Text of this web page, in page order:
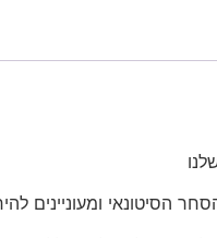
הסיטונאי ומעוניינים